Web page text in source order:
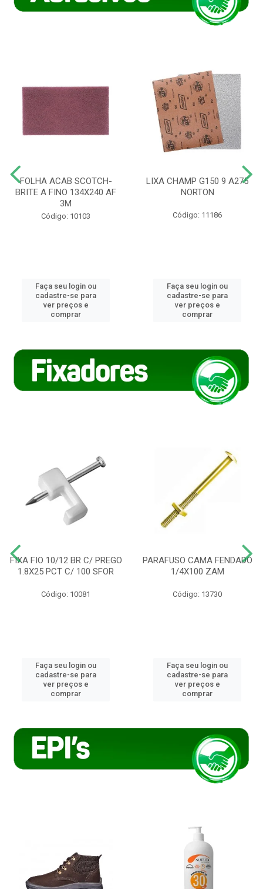
FOLHA ACAB SCOTCH-
BRITE A FINO 134X240 AF
3M
Código: 10103
Faça seu login ou
cadastre-se para
ver preços e
comprar
LIXA CHAMP G150 9 A275
NORTON
Código: 11186
Faça seu login ou
cadastre-se para
ver preços e
comprar
FIXA FIO 10/12 BR C/ PREGO
1.8X25 PCT C/ 100 SFOR
Código: 10081
Faça seu login ou
cadastre-se para
ver preços e
comprar
PARAFUSO CAMA FENDADO
1/4X100 ZAM
Código: 13730
Faça seu login ou
cadastre-se para
ver preços e
comprar